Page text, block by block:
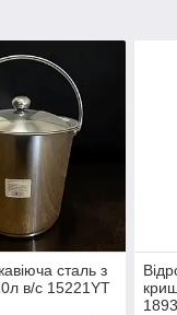
сталь з
в/с 15221YT